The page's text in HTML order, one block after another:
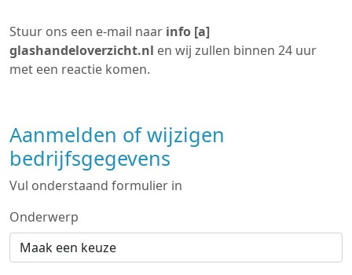
Stuur ons een e-mail naar info [a]
glashandeloverzicht.nl en wij zullen binnen 24 uur
met een reactie komen.
Aanmelden of wijzigen
bedrijfsgegevens
Vul onderstaand formulier in
Onderwerp